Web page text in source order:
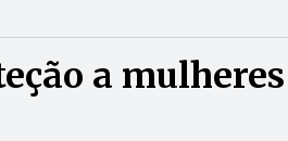
a mulheres